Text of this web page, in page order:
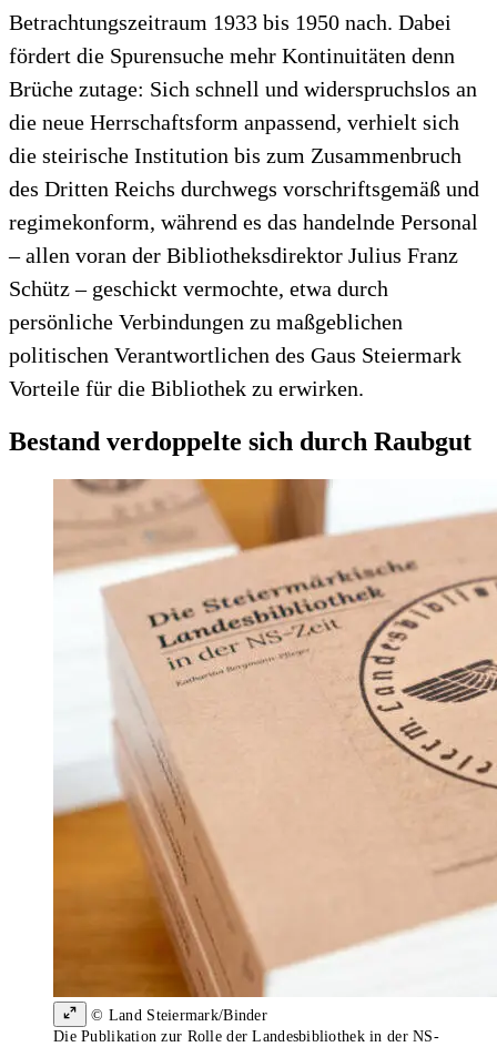
Betrachtungszeitraum 1933 bis 1950 nach. Dabei
fördert die Spurensuche mehr Kontinuitäten denn
Brüche zutage: Sich schnell und widerspruchslos an
die neue Herrschaftsform anpassend, verhielt sich
die steirische Institution bis zum Zusammenbruch
des Dritten Reichs durchwegs vorschriftsgemäß und
regimekonform, während es das handelnde Personal
– allen voran der Bibliotheksdirektor Julius Franz
Schütz – geschickt vermochte, etwa durch
persönliche Verbindungen zu maßgeblichen
politischen Verantwortlichen des Gaus Steiermark
Vorteile für die Bibliothek zu erwirken.
Bestand verdoppelte sich durch Raubgut
© Land Steiermark/Binder
Die Publikation zur Rolle der Landesbibliothek in der NS-